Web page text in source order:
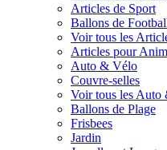
Articles de Sport
Ballons de
Voir tous les
Articles pour
Auto & Vélo
Couvre-selles
Voir tous les Auto
Ballons de Plage
Frisbees
Jardin